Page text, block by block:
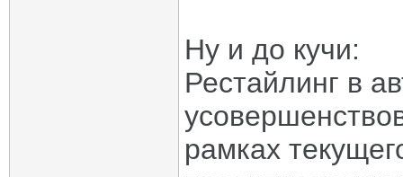
Ну и до кучи:
Рестайлинг в
рамках